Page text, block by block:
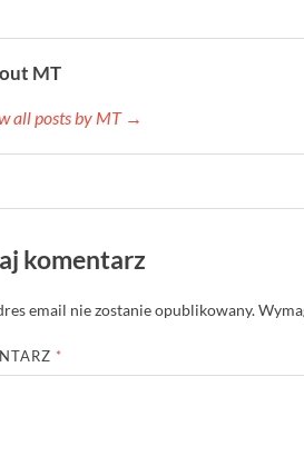
MT
all posts by MT →
komentarz
email nie zostanie opublikowany.
*